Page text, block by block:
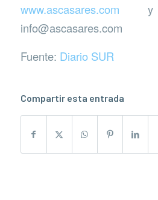
www.ascasares.com y
info@ascasares.com
Fuente: Diario SUR
Compartir esta entrada